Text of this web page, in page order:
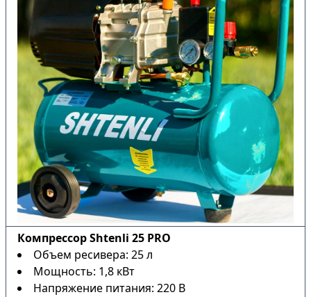
Компрессор Shtenli 25 PRO
Объем ресивера: 25 л
Мощность: 1,8 кВт
Напряжение питания: 220 В